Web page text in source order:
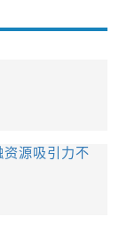
源吸引力不